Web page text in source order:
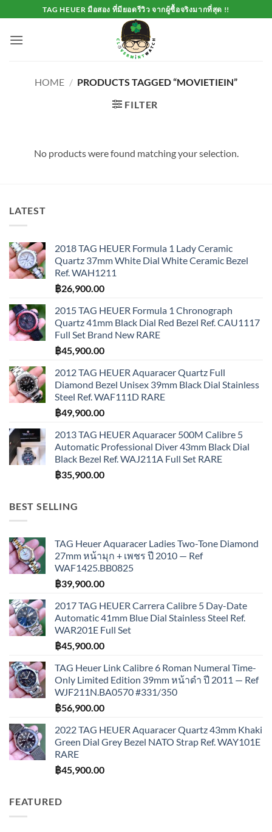
to
content
TAG HEUER มือสอง ที่มียอดรีวิว จากผู้ซื้อจริงมากที่สุด !!
HOME / PRODUCTS TAGGED “MOVIETIEIN”
FILTER
No products were found matching your selection.
LATEST
2018 TAG HEUER Formula 1 Lady Ceramic
Quartz 37mm White Dial White Ceramic Bezel
Ref. WAH1211
฿26,900.00
2015 TAG HEUER Formula 1 Chronograph
Quartz 41mm Black Dial Red Bezel Ref. CAU1117
Full Set Brand New RARE
฿45,900.00
2012 TAG HEUER Aquaracer Quartz Full
Diamond Bezel Unisex 39mm Black Dial Stainless
Steel Ref. WAF111D RARE
฿49,900.00
2013 TAG HEUER Aquaracer 500M Calibre 5
Automatic Professional Diver 43mm Black Dial
Black Bezel Ref. WAJ211A Full Set RARE
฿35,900.00
BEST SELLING
TAG Heuer Aquaracer Ladies Two-Tone Diamond
27mm หน้ามุก + เพชร ปี 2010 — Ref
WAF1425.BB0825
฿39,900.00
2017 TAG HEUER Carrera Calibre 5 Day-Date
Automatic 41mm Blue Dial Stainless Steel Ref.
WAR201E Full Set
฿45,900.00
TAG Heuer Link Calibre 6 Roman Numeral Time-
Only Limited Edition 39mm หน้าดำ ปี 2011 — Ref
WJF211N.BA0570 #331/350
฿56,900.00
2022 TAG HEUER Aquaracer Quartz 43mm Khaki
Green Dial Grey Bezel NATO Strap Ref. WAY101E
RARE
฿45,900.00
FEATURED